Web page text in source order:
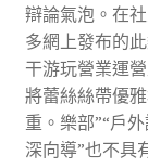
辯論氣泡。在
多網上發布的
干游玩營業運
將蕾絲絲帶優
重。樂部”“戶
深向導”也不具